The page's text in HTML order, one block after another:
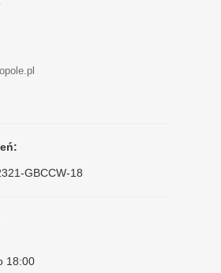
GBCCW-18
18:00